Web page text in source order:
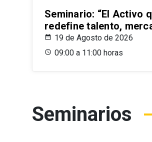
Seminario: “El Activo
redefine talento,
19 de Agosto de 2026
09:00 a 11:00 horas
Seminarios